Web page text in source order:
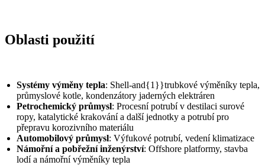
Oblasti použití
Systémy výměny tepla: Shell-and{1}}trubkové výměníky tepla,
průmyslové kotle, kondenzátory jaderných elektráren
Petrochemický průmysl: Procesní potrubí v destilaci surové
ropy, katalytické krakování a další jednotky a potrubí pro
přepravu korozivního materiálu
Automobilový průmysl: Výfukové potrubí, vedení klimatizace
Námořní a pobřežní inženýrství: Offshore platformy, stavba
lodí a námořní výměníky tepla